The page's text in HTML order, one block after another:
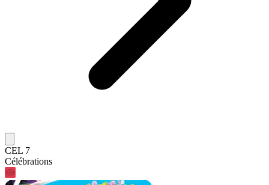
CEL 7
Célébrations